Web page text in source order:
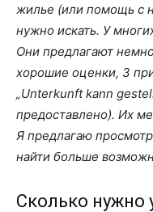
жилье (или помощь с
нужно искать. У
Они предлагают
хорошие оценки, 3
„Unterkunft kann
предоставлено). Их
Я предлагаю
найти больше
Сколько нужно